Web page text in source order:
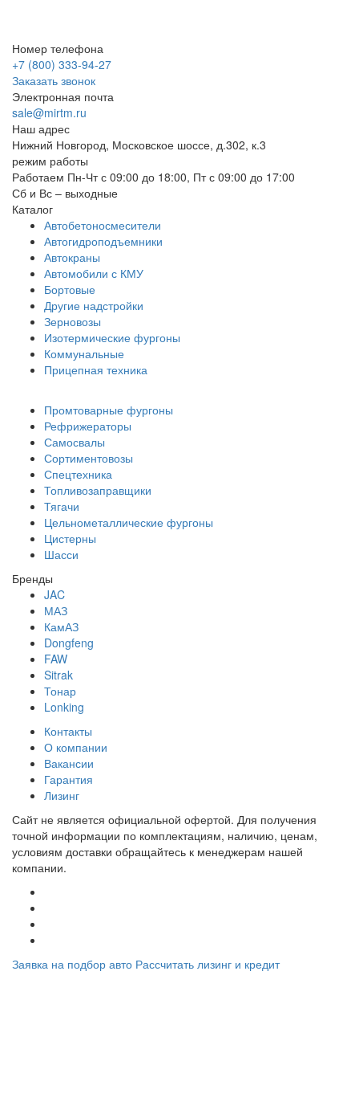
Номер телефона
+7 (800) 333-94-27
Заказать звонок
Электронная почта
sale@mirtm.ru
Наш адрес
Нижний Новгород, Московское шоссе, д.302, к.3
режим работы
Работаем Пн-Чт с 09:00 до 18:00, Пт с 09:00 до 17:00
Сб и Вс – выходные
Каталог
Автобетоносмесители
Автогидроподъемники
Автокраны
Автомобили с КМУ
Бортовые
Другие надстройки
Зерновозы
Изотермические фургоны
Коммунальные
Прицепная техника
Промтоварные фургоны
Рефрижераторы
Самосвалы
Сортиментовозы
Спецтехника
Топливозаправщики
Тягачи
Цельнометаллические фургоны
Цистерны
Шасси
Бренды
JAC
МАЗ
КамАЗ
Dongfeng
FAW
Sitrak
Тонар
Lonking
Контакты
О компании
Вакансии
Гарантия
Лизинг
Сайт не является официальной офертой. Для получения
точной информации по комплектациям, наличию, ценам,
условиям доставки обращайтесь к менеджерам нашей
компании.
Заявка на подбор авто Рассчитать лизинг и кредит